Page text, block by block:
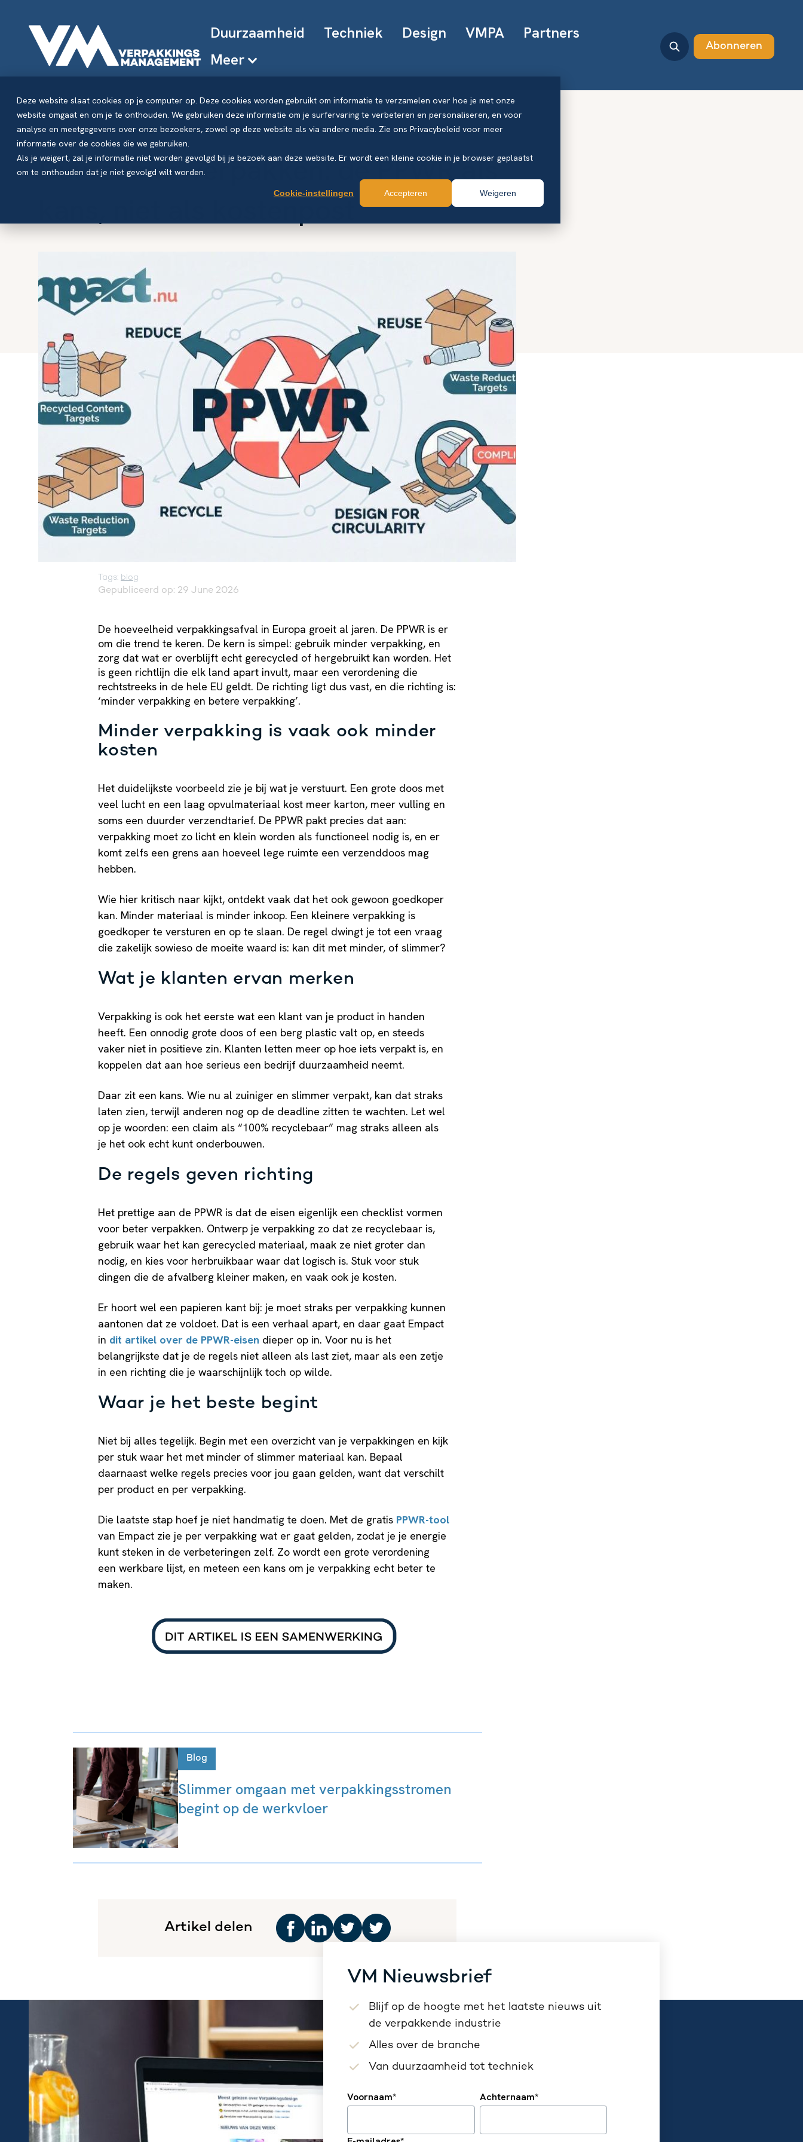
Deze website slaat cookies op je computer op. Deze cookies worden gebruikt om informatie te verzamelen over hoe je met onze
website omgaat en om je te onthouden. We gebruiken deze informatie om je surfervaring te verbeteren en personaliseren, en voor
analyse en meetgegevens over onze bezoekers, zowel op deze website als via andere media. Zie ons Privacybeleid voor meer
informatie over de cookies die we gebruiken.
Als je weigert, zal je informatie niet worden gevolgd bij je bezoek aan deze website. Er wordt een kleine cookie in je browser geplaatst
om te onthouden dat je niet gevolgd wilt worden.
Cookie-instellingen Accepteren Weigeren
Duurzaamheid Techniek Design VMPA
Partners
Meer
Abonneren
Blog - VM
Duurzamer verpakken: de PPWR als
kans, niet als kostenpost
Tags: blog
Gepubliceerd op: 29 June 2026
De hoeveelheid verpakkingsafval in Europa groeit al jaren. De PPWR is er
om die trend te keren. De kern is simpel: gebruik minder verpakking, en
zorg dat wat er overblijft echt gerecycled of hergebruikt kan worden. Het
is geen richtlijn die elk land apart invult, maar een verordening die
rechtstreeks in de hele EU geldt. De richting ligt dus vast, en die richting is:
‘minder verpakking en betere verpakking’.
Minder verpakking is vaak ook minder
kosten
Het duidelijkste voorbeeld zie je bij wat je verstuurt. Een grote doos met
veel lucht en een laag opvulmateriaal kost meer karton, meer vulling en
soms een duurder verzendtarief. De PPWR pakt precies dat aan:
verpakking moet zo licht en klein worden als functioneel nodig is, en er
komt zelfs een grens aan hoeveel lege ruimte een verzenddoos mag
hebben.
Wie hier kritisch naar kijkt, ontdekt vaak dat het ook gewoon goedkoper
kan. Minder materiaal is minder inkoop. Een kleinere verpakking is
goedkoper te versturen en op te slaan. De regel dwingt je tot een vraag
die zakelijk sowieso de moeite waard is: kan dit met minder, of slimmer?
Wat je klanten ervan merken
Verpakking is ook het eerste wat een klant van je product in handen
heeft. Een onnodig grote doos of een berg plastic valt op, en steeds
vaker niet in positieve zin. Klanten letten meer op hoe iets verpakt is, en
koppelen dat aan hoe serieus een bedrijf duurzaamheid neemt.
Daar zit een kans. Wie nu al zuiniger en slimmer verpakt, kan dat straks
laten zien, terwijl anderen nog op de deadline zitten te wachten. Let wel
op je woorden: een claim als “100% recyclebaar” mag straks alleen als
je het ook echt kunt onderbouwen.
De regels geven richting
Het prettige aan de PPWR is dat de eisen eigenlijk een checklist vormen
voor beter verpakken. Ontwerp je verpakking zo dat ze recyclebaar is,
gebruik waar het kan gerecycled materiaal, maak ze niet groter dan
nodig, en kies voor herbruikbaar waar dat logisch is. Stuk voor stuk
dingen die de afvalberg kleiner maken, en vaak ook je kosten.
Er hoort wel een papieren kant bij: je moet straks per verpakking kunnen
aantonen dat ze voldoet. Dat is een verhaal apart, en daar gaat Empact
in dit artikel over de PPWR-eisen dieper op in. Voor nu is het
belangrijkste dat je de regels niet alleen als last ziet, maar als een zetje
in een richting die je waarschijnlijk toch op wilde.
Waar je het beste begint
Niet bij alles tegelijk. Begin met een overzicht van je verpakkingen en kijk
per stuk waar het met minder of slimmer materiaal kan. Bepaal
daarnaast welke regels precies voor jou gaan gelden, want dat verschilt
per product en per verpakking.
Die laatste stap hoef je niet handmatig te doen. Met de gratis PPWR-tool
van Empact zie je per verpakking wat er gaat gelden, zodat je je energie
kunt steken in de verbeteringen zelf. Zo wordt een grote verordening
een werkbare lijst, en meteen een kans om je verpakking echt beter te
maken.
Blog
Slimmer omgaan met verpakkingsstromen
begint op de werkvloer
Artikel delen
VM Nieuwsbrief
Blijf op de hoogte met het laatste nieuws uit
de verpakkende industrie
Alles over de branche
Van duurzaamheid tot techniek
Voornaam* Achternaam*